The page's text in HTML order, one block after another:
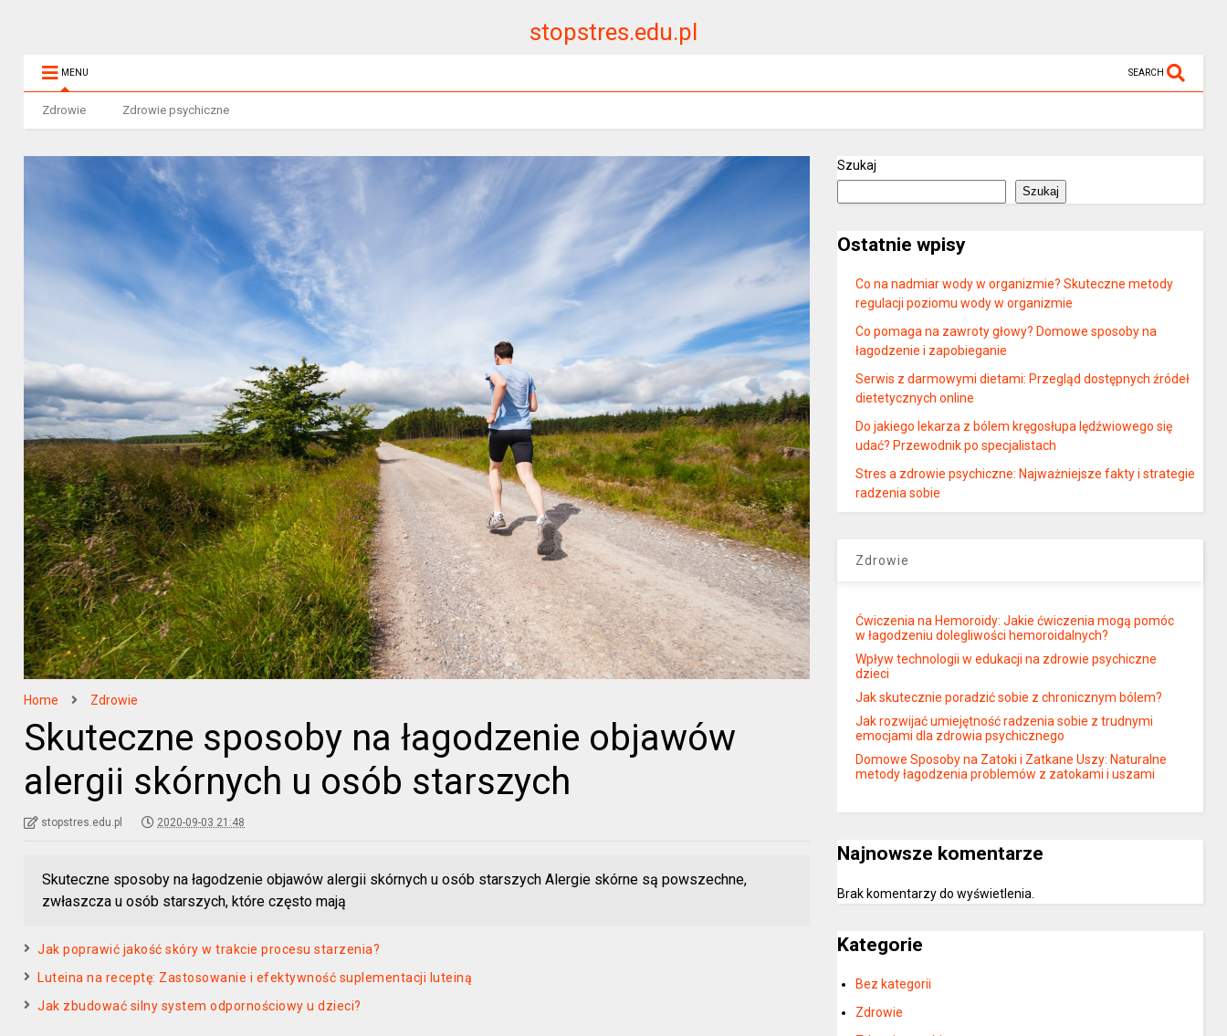
stopstres.edu.pl
MENU SEARCH
Zdrowie Zdrowie psychiczne
Home Zdrowie
Skuteczne sposoby na łagodzenie objawów
alergii skórnych u osób starszych
stopstres.edu.pl 2020-09-03 21:48
Skuteczne sposoby na łagodzenie objawów alergii skórnych u osób starszych Alergie skórne są powszechne,
zwłaszcza u osób starszych, które często mają
Jak poprawić jakość skóry w trakcie procesu starzenia?
Luteina na receptę: Zastosowanie i efektywność suplementacji luteiną
Jak zbudować silny system odpornościowy u dzieci?
Szukaj
Szukaj
Ostatnie wpisy
Co na nadmiar wody w organizmie? Skuteczne metody
regulacji poziomu wody w organizmie
Co pomaga na zawroty głowy? Domowe sposoby na
łagodzenie i zapobieganie
Serwis z darmowymi dietami: Przegląd dostępnych źródeł
dietetycznych online
Do jakiego lekarza z bólem kręgosłupa lędźwiowego się
udać? Przewodnik po specjalistach
Stres a zdrowie psychiczne: Najważniejsze fakty i strategie
radzenia sobie
Zdrowie
Ćwiczenia na Hemoroidy: Jakie ćwiczenia mogą pomóc
w łagodzeniu dolegliwości hemoroidalnych?
Wpływ technologii w edukacji na zdrowie psychiczne
dzieci
Jak skutecznie poradzić sobie z chronicznym bólem?
Jak rozwijać umiejętność radzenia sobie z trudnymi
emocjami dla zdrowia psychicznego
Domowe Sposoby na Zatoki i Zatkane Uszy: Naturalne
metody łagodzenia problemów z zatokami i uszami
Najnowsze komentarze
Brak komentarzy do wyświetlenia.
Kategorie
Bez kategorii
Zdrowie